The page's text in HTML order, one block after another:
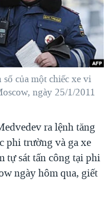
DẢI GAZA
'BÊN THẮNG CUỘC'
NAM
VIỆT NAM
VIỆT NAM
của một chiếc xe vi
ngày 25/1/2011
ra lệnh tăng
phi trường và ga xe
tự sát tấn công tại phi
ngày hôm qua, giết